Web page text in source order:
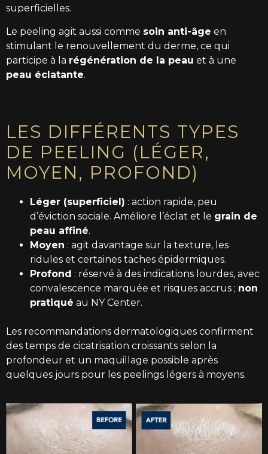
superficielles.
Le peeling agit aussi comme soin anti-âge en
stimulant le renouvellement du derme, ce qui
participe à la régénération de la peau et à une
peau éclatante.
LES DIFFÉRENTS TYPES
DE PEELING (LÉGER,
MOYEN, PROFOND)
Léger (superficiel) : action rapide, peu
d’éviction sociale. Améliore l’éclat et le grain de
peau affiné.
Moyen : agit davantage sur la texture, les
ridules et certaines taches épidermiques.
Profond : réservé à des indications lourdes, avec
convalescence marquée et risques accrus ; non
pratiqué au NY Center.
Les recommandations dermatologiques confirment
des temps de cicatrisation croissants selon la
profondeur et un maquillage possible après
quelques jours pour les peelings légers à moyens.